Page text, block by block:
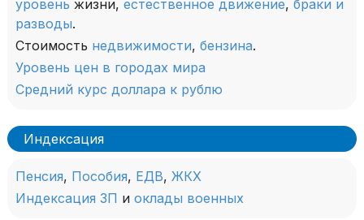
уровень жизни, естественное движение, браки и
разводы.
Стоимость недвижимости, бензина.
Уровень цен в городах мира
Средний курс доллара к рублю
Индексация
Пенсия, Пособия, ЕДВ, ЖКХ
Индексация ЗП и оклады военных